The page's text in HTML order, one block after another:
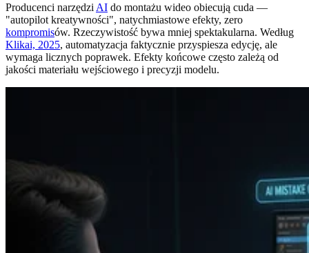
Producenci narzędzi AI do montażu wideo obiecują cuda —
"autopilot kreatywności", natychmiastowe efekty, zero
kompromisów. Rzeczywistość bywa mniej spektakularna. Według
Klikai, 2025, automatyzacja faktycznie przyspiesza edycję, ale
wymaga licznych poprawek. Efekty końcowe często zależą od
jakości materiału wejściowego i precyzji modelu.